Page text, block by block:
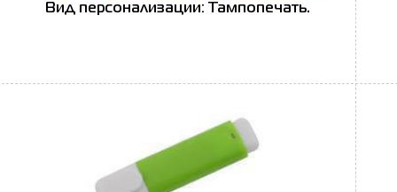
Вид персонализации: Тампопечать.